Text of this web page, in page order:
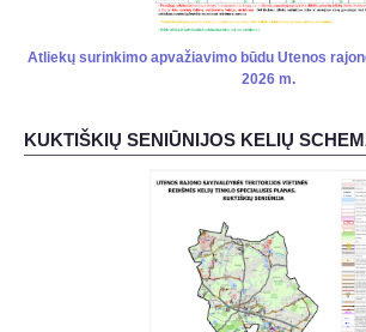
Atliekų surinkimo apvažiavimo būdu Utenos
2026 m.
KUKTIŠKIŲ SENIŪNIJOS KELIŲ